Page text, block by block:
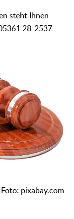
steht Ihnen
28-2537
Foto: pixabay.com